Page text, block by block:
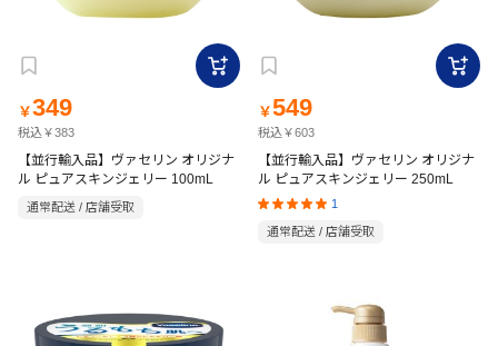
￥349
税込￥383
【並行輸入品】ヴァセリン オリジナ
ル ピュアスキンジェリー 100mL
通常配送 / 店舗受取
￥549
税込￥603
【並行輸入品】ヴァセリン オリジナ
ル ピュアスキンジェリー 250mL
1
通常配送 / 店舗受取